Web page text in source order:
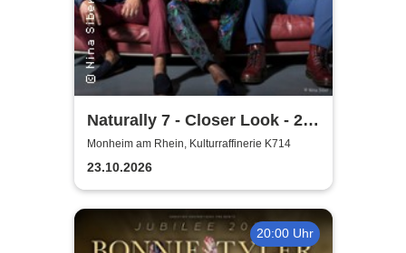
Naturally 7 - Closer Look - 25
Years of Naturally 7
Monheim am Rhein, Kulturraffinerie K714
23.10.2026
20:00 Uhr